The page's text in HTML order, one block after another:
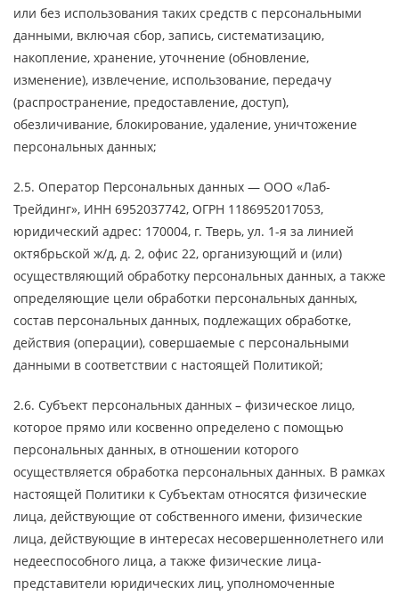
или без использования таких средств с персональными
данными, включая сбор, запись, систематизацию,
накопление, хранение, уточнение (обновление,
изменение), извлечение, использование, передачу
(распространение, предоставление, доступ),
обезличивание, блокирование, удаление, уничтожение
персональных данных;
2.5. Оператор Персональных данных — ООО «Лаб-
Трейдинг», ИНН 6952037742, ОГРН 1186952017053,
юридический адрес: 170004, г. Тверь, ул. 1-я за линией
октябрьской ж/д, д. 2, офис 22, организующий и (или)
осуществляющий обработку персональных данных, а также
определяющие цели обработки персональных данных,
состав персональных данных, подлежащих обработке,
действия (операции), совершаемые с персональными
данными в соответствии с настоящей Политикой;
2.6. Субъект персональных данных – физическое лицо,
которое прямо или косвенно определено с помощью
персональных данных, в отношении которого
осуществляется обработка персональных данных. В рамках
настоящей Политики к Субъектам относятся физические
лица, действующие от собственного имени, физические
лица, действующие в интересах несовершеннолетнего или
недееспособного лица, а также физические лица-
представители юридических лиц, уполномоченные